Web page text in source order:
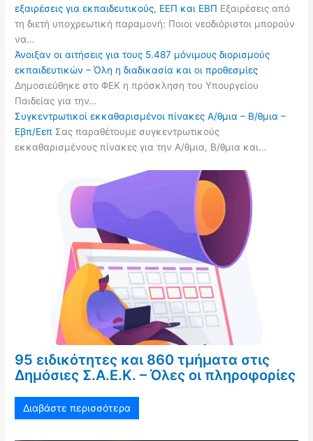
εξαιρέσεις για εκπαιδευτικούς, ΕΕΠ και ΕΒΠ Εξαιρέσεις από
τη διετή υποχρεωτική παραμονή: Ποιοι νεοδιόριστοι μπορούν
να…
Άνοιξαν οι αιτήσεις για τους 5.487 μόνιμους διορισμούς
εκπαιδευτικών – Όλη η διαδικασία και οι προθεσμίες
Δημοσιεύθηκε στο ΦΕΚ η πρόσκληση του Υπουργείου
Παιδείας για την…
Συγκεντρωτικοί εκκαθαρισμένοι πίνακες Α/θμια – Β/θμια –
Εβπ/Εεπ Σας παραθέτουμε συγκεντρωτικούς
εκκαθαρισμένους πίνακες για την Α/θμια, Β/θμια και…
95 ειδικότητες και 860 τμήματα στις
Δημόσιες Σ.Α.Ε.Κ. – Όλες οι πληροφορίες
Διαβάστε περισσότερα